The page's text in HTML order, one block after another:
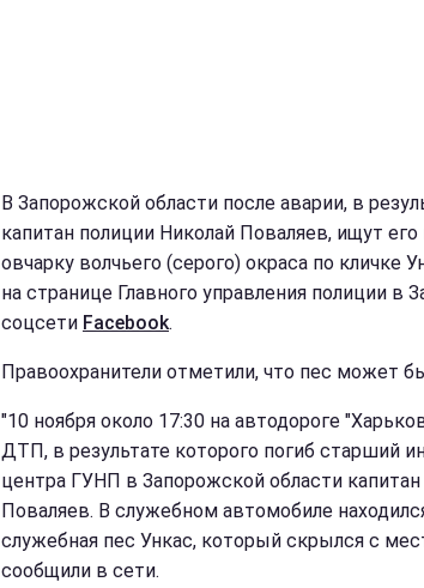
В Запорожской области после аварии, в
капитан полиции Николай Поваляев, ищут
овчарку волчьего (серого) окраса по кличке
на странице Главного управления полиции в
соцсети Facebook.
Правоохранители отметили, что пес может
"10 ноября около 17:30 на автодороге
ДТП, в результате которого погиб старший
центра ГУНП в Запорожской области
Поваляев. В служебном автомобиле
служебная пес Ункас, который скрылся с
сообщили в сети.